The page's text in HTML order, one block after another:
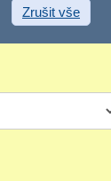
Zrušit vše